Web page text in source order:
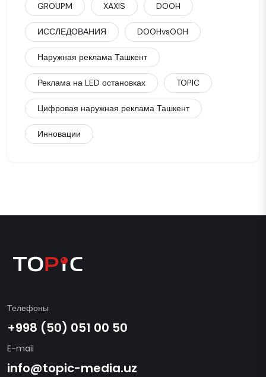
GROUPM XAXIS DOOH
ИССЛЕДОВАНИЯ DOOHvsOOH
Наружная реклама Ташкент
Реклама на LED остановках TOPIC
Цифровая наружная реклама Ташкент
Инновации
Телефоны
+998 (50) 051 00 50
E-mail
info@topic-media.uz